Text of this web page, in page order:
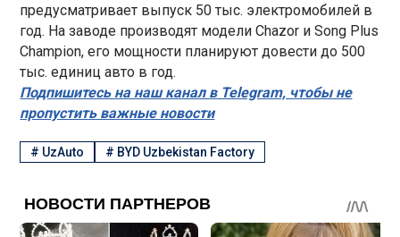
предусматривает выпуск 50 тыс. электромобилей в
год. На заводе производят модели Chazor и Song Plus
Champion, его мощности планируют довести до 500
тыс. единиц авто в год.
Подпишитесь на наш канал в Telegram, чтобы не
пропустить важные новости
# UzAuto # BYD Uzbekistan Factory